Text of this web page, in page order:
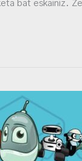
bat eskainiz.